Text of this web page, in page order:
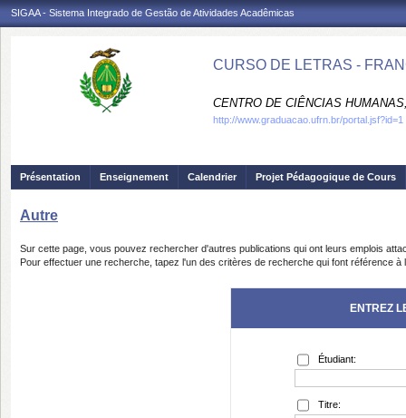
SIGAA - Sistema Integrado de Gestão de Atividades Acadêmicas
CURSO DE LETRAS -
CENTRO DE CIÊNCIAS
http://www.graduacao.ufrn.br/portal.jsf?id=1
Présentation Enseignement Calendrier Projet Pédagogique de Cours
Autre
Sur cette page, vous pouvez rechercher d'autres publications qui ont leurs emplois
Pour effectuer une recherche, tapez l'un des critères de recherche qui font référence à
ENTREZ
Étudiant:
Titre: